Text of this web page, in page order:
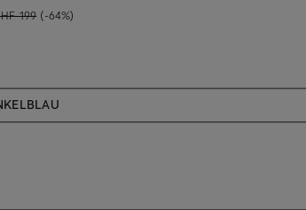
199 (-64%)